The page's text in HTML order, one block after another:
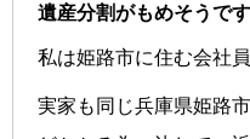
遺産分割がもめそうです
私は姫路市に住む会社員
実家も同じ兵庫県姫路